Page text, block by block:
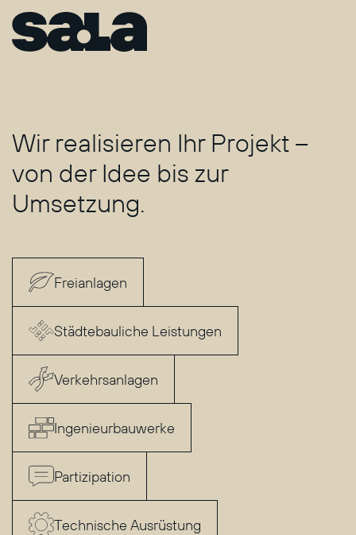
Wir realisieren Ihr Projekt –
von der Idee bis zur
Umsetzung.
Freianlagen
Städtebauliche Leistungen
Verkehrsanlagen
Ingenieurbauwerke
Partizipation
Technische Ausrüstung